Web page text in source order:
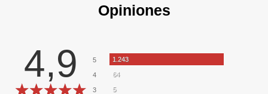
Opiniones
4,9 5 1.243
4 64
3 5